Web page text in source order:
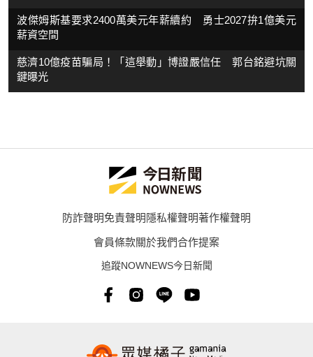
波傑姆斯基要求2400萬美元年薪續約 勇士2027拚1億美元
薪資空間
慈濟10億疫苗騙局！「這舉動」博證嚴信任 郭台銘避坑關
鍵曝光
防詐聲明免責聲明隱私權聲明著作權聲明
會員條款關於我們合作提案
追蹤NOWNEWS今日新聞